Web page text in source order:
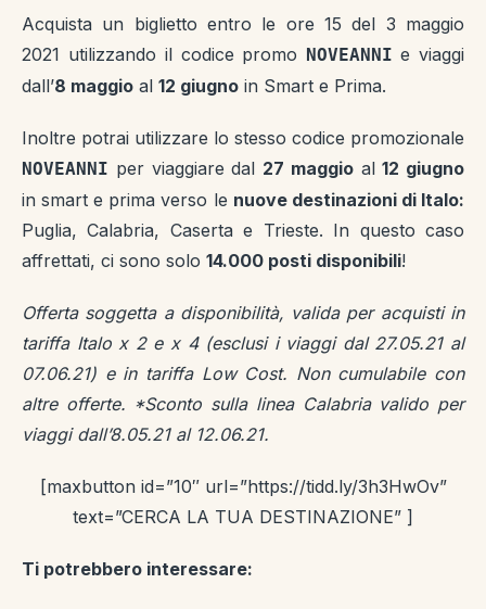
Acquista un biglietto entro le ore 15 del 3 maggio
2021 utilizzando il codice promo NOVEANNI e viaggi
dall’8 maggio al 12 giugno in Smart e Prima.
Inoltre potrai utilizzare lo stesso codice promozionale
NOVEANNI per viaggiare dal 27 maggioal12 giugno
in smart e prima verso le nuove destinazioni di Italo:
Puglia, Calabria, Caserta e Trieste. In questo caso
affrettati, ci sono solo 14.000 posti disponibili!
Offerta soggetta a disponibilità, valida per acquisti in
tariffa Italox 2 e x 4 (esclusi i viaggi dal 27.05.21 al
07.06.21) e in tariffa Low Cost. Non cumulabile con
altre offerte. *Sconto sulla linea Calabria valido per
viaggi dall’8.05.21 al 12.06.21.
[maxbutton id=”10″ url=”https://tidd.ly/3h3HwOv”
text=”CERCA LA TUA DESTINAZIONE” ]
Ti potrebbero interessare: